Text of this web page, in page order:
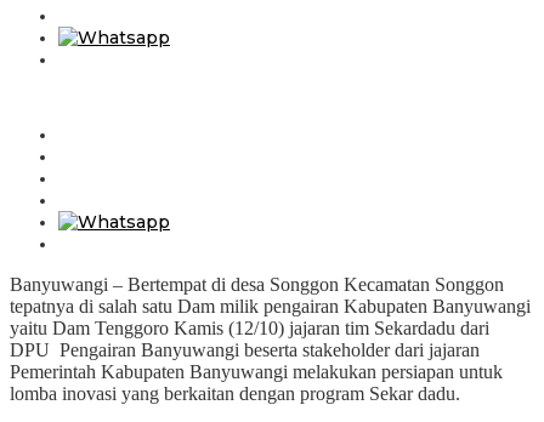
Banyuwangi – Bertempat di desa Songgon Kecamatan Songgon
tepatnya di salah satu Dam milik pengairan Kabupaten Banyuwangi
yaitu Dam Tenggoro Kamis (12/10) jajaran tim Sekardadu dari
DPU Pengairan Banyuwangi beserta stakeholder dari jajaran
Pemerintah Kabupaten Banyuwangi melakukan persiapan untuk
lomba inovasi yang berkaitan dengan program Sekar dadu.